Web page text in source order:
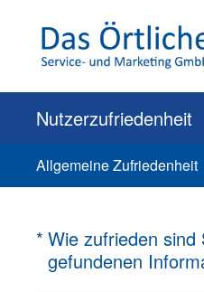
Nutzerzufriedenheit
Allgemeine Zufriedenheit
* Wie zufrieden sind
gefundenen
(Erforderlich.)